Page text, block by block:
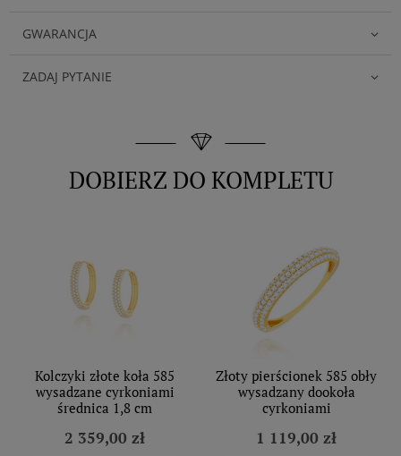
GWARANCJA
ZADAJ PYTANIE
DOBIERZ DO KOMPLETU
Kolczyki złote koła 585
wysadzane cyrkoniami
średnica 1,8 cm
2 359,00 zł
Złoty pierścionek 585 obły
wysadzany dookoła
cyrkoniami
1 119,00 zł